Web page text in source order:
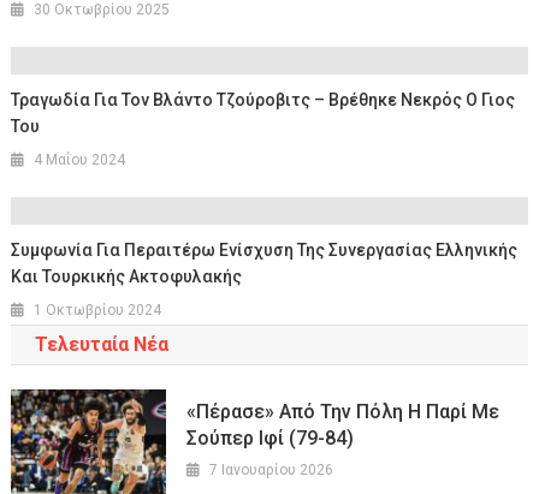
30 Οκτωβρίου 2025
Τραγωδία Για Τον Βλάντο Τζούροβιτς – Βρέθηκε Νεκρός Ο Γιος
Του
4 Μαΐου 2024
Συμφωνία Για Περαιτέρω Ενίσχυση Της Συνεργασίας Ελληνικής
Και Τουρκικής Ακτοφυλακής
1 Οκτωβρίου 2024
Τελευταία Νέα
«Πέρασε» Από Την Πόλη Η Παρί Με
Σούπερ Ιφί (79-84)
7 Ιανουαρίου 2026